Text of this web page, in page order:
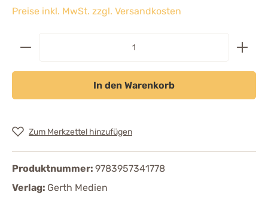
Preise inkl. MwSt. zzgl. Versandkosten
In den Warenkorb
Zum Merkzettel hinzufügen
Produktnummer: 9783957341778
Verlag: Gerth Medien